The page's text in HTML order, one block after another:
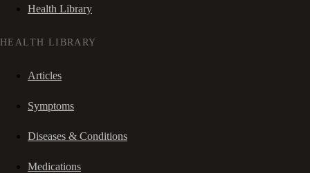
Health Library
HEALTH LIBRARY
Articles
Symptoms
Diseases & Conditions
Medications